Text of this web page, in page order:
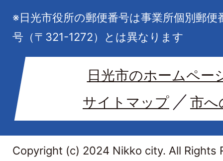
※日光市役所の郵便番号は事業所個別郵
号（〒321-1272）とは異なります
日光市のホームペー
サイトマップ
市へ
Copyright (c) 2024 Nikko city. All Rights